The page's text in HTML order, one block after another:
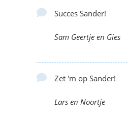
Succes Sander!
Sam Geertje en Gies
Zet 'm op Sander!
Lars en Noortje